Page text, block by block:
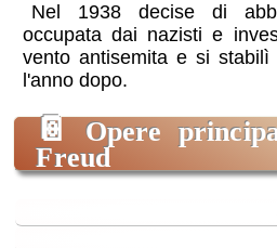
Nel 1938 decise di
occupata dai nazisti e
vento antisemita e si
l'anno dopo.
📔 Opere
Freud
originale